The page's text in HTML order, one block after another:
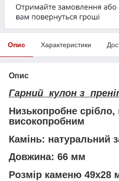
Опис Характеристики
Опис
Гарний кулон з
Низькопробне срібло,
високопробним
Камінь: натуральний
Довжина: 66 мм
Розмір каменю 49х28